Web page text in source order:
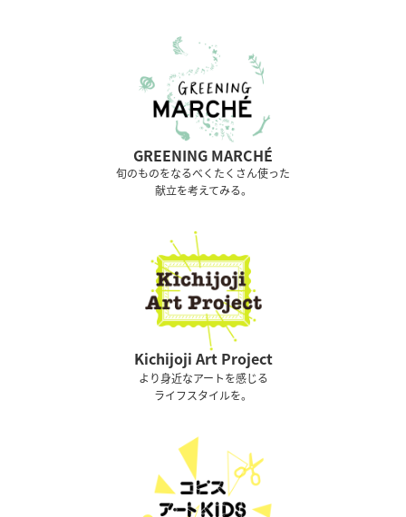
GREENING MARCHÉ
旬のものをなるべくたくさん使った
献立を考えてみる。
Kichijoji Art Project
より身近なアートを感じる
ライフスタイルを。